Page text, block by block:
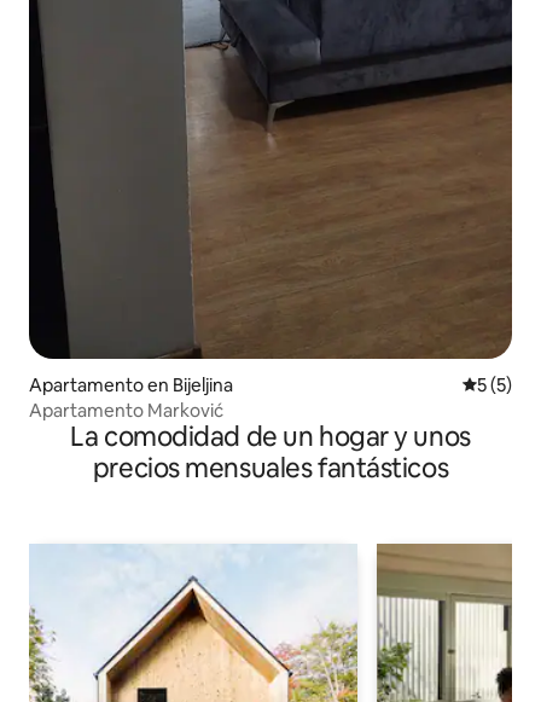
Apartamento en Bijeljina
5 (5)
Apartamento Marković
La comodidad de un hogar y unos
precios mensuales fantásticos